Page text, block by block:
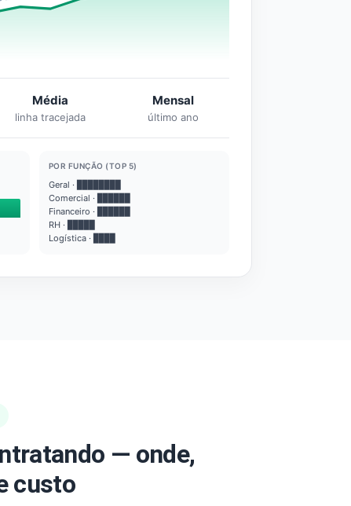
Média
linha tracejada
Mensal
último ano
POR FUNÇÃO (TOP 5)
Geral · ████████
Comercial · ██████
Financeiro · ██████
RH · █████
Logística · ████
— onde,
custo